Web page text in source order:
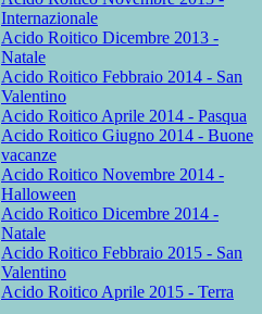
Internazionale
Acido Roitico Dicembre 2013 -
Natale
Acido Roitico Febbraio 2014 - San
Valentino
Acido Roitico Aprile 2014 - Pasqua
Acido Roitico Giugno 2014 - Buone
vacanze
Acido Roitico Novembre 2014 -
Halloween
Acido Roitico Dicembre 2014 -
Natale
Acido Roitico Febbraio 2015 - San
Valentino
Acido Roitico Aprile 2015 - Terra